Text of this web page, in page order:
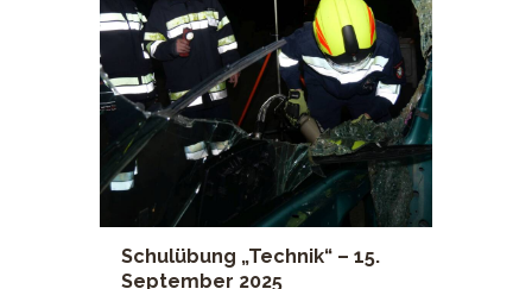
Schulübung „Technik“ – 15.
September 2025